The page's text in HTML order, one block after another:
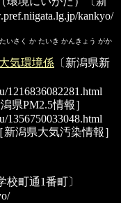
kankyo/
いさく か たいき かんきょう がか
気環境係 〔新潟県新
1216836082281.html
潟県PM2.5情報］
1356750033048.html
新潟県大気汚染情報］
校町通1番町〕